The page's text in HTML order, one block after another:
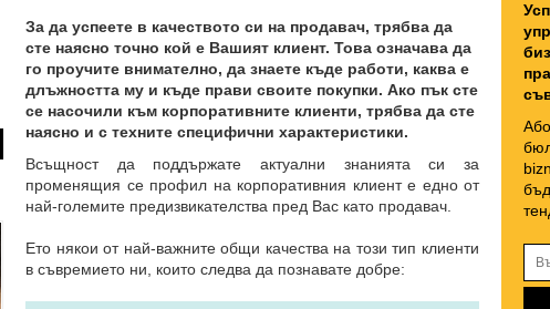
За да успеете в качеството си на продавач, трябва да
сте наясно точно кой е Вашият клиент. Това означава да
го проучите внимателно, да знаете къде работи, каква е
длъжността му и къде прави своите покупки. Ако пък сте
се насочили към корпоративните клиенти, трябва да сте
наясно и с техните специфични характеристики.
Всъщност да поддържате актуални знанията си за
променящия се профил на корпоративния клиент е едно от
най-големите предизвикателства пред Вас като продавач.
Ето някои от най-важните общи качества на този тип клиенти
в съвремието ни, които следва да познавате добре: